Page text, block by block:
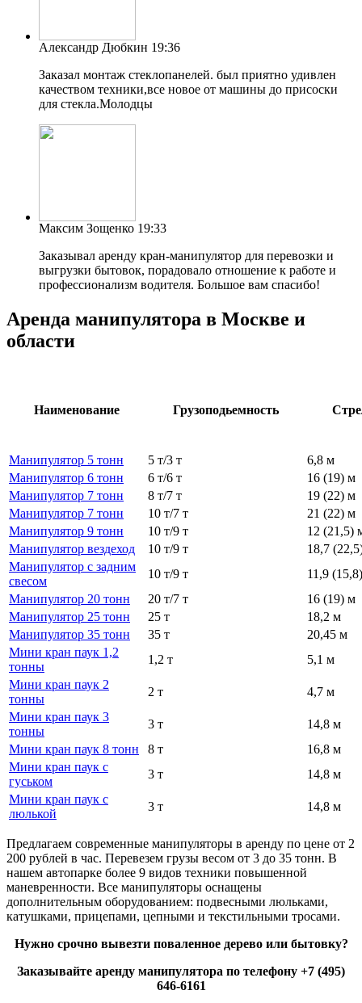
Александр Дюбкин 19:36
Заказал монтаж стеклопанелей. был приятно удивлен
качеством техники,все новое от машины до присоски
для стекла.Молодцы
Максим Зощенко 19:33
Заказывал аренду кран-манипулятор для перевозки и
выгрузки бытовок, порадовало отношение к работе и
профессионализм водителя. Большое вам спасибо!
Аренда манипулятора в Москве и
области
Наименование Грузоподьемность
Манипулятор 5 тонн 5 т/3 т
6,8 м
Манипулятор 6 тонн
6 т/6 т
16 (19) м
Манипулятор 7 тонн
8 т/7 т
19 (22) м
Манипулятор 7 тонн
10 т/7 т
21 (22) м
Манипулятор 9 тонн
10 т/9 т
12 (21,5)
Манипулятор вездеход
10 т/9 т
18,7
Манипулятор с задним
свесом
10 т/9 т
11,9
Манипулятор 20 тонн
20 т/7 т
16 (19) м
Манипулятор 25 тонн
25 т
18,2 м
Манипулятор 35 тонн
35 т
20,45 м
Мини кран паук 1,2
тонны
1,2 т
5,1 м
Мини кран паук 2
тонны
2 т
4,7 м
Мини кран паук 3
тонны
3 т
14,8 м
Мини кран паук 8 тонн
8 т
16,8 м
Мини кран паук с
гуськом
3 т
14,8 м
Мини кран паук с
люлькой
3 т 14,8 м
Предлагаем современные манипуляторы в аренду по цене от 2
200 рублей в час. Перевезем грузы весом от 3 до 35 тонн. В
нашем автопарке более 9 видов техники повышенной
маневренности. Все манипуляторы оснащены
дополнительным оборудованием: подвесными люльками,
катушками, прицепами, цепными и текстильными тросами.
Нужно срочно вывезти поваленное дерево или бытовку?
Заказывайте аренду манипулятора по телефону +7 (495)
646-6161